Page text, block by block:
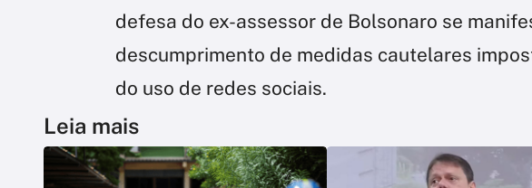
defesa do ex-assessor de Bolsonaro se
descumprimento de medidas cautelares
do uso de redes sociais.
Leia mais